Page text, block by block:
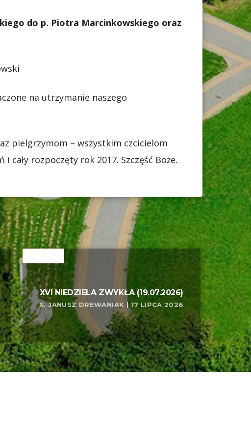
do p. Piotra Marcinkowskiego oraz
na utrzymanie naszego
pielgrzymom – wszystkim czcicielom
cały rozpoczęty rok 2017. Szczęść Boże.
XVI NIEDZIELA ZWYKŁA (19.07.2026)
X. JANUSZ DREWANIAK | 17 LIPCA 2026